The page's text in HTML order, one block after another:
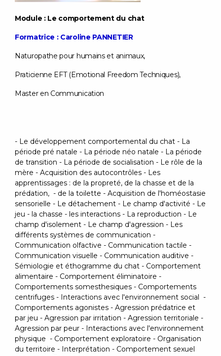
Module : Le comportement du chat
Formatrice : Caroline PANNETIER
Naturopathe pour humains et animaux,
Praticienne EFT (Emotional Freedom Techniques),
Master en Communication
- Le développement comportemental du chat - La
période pré natale - La période néo natale - La période
de transition - La période de socialisation - Le rôle de la
mère - Acquisition des autocontrôles - Les
apprentissages : de la propreté, de la chasse et de la
prédation, - de la toilette - Acquisition de l'homéostasie
sensorielle - Le détachement - Le champ d'activité - Le
jeu - la chasse - les interactions - La reproduction - Le
champ d'isolement - Le champ d'agression - Les
différents systèmes de communication -
Communication olfactive - Communication tactile -
Communication visuelle - Communication auditive -
Sémiologie et éthogramme du chat - Comportement
alimentaire - Comportement éliminatoire -
Comportements somesthesiques - Comportements
centrifuges - Interactions avec l'environnement social -
Comportements agonistes - Agression prédatrice et
par jeu - Agression par irritation - Agression territoriale -
Agression par peur - Interactions avec l'environnement
physique - Comportement exploratoire - Organisation
du territoire - Interprétation - Comportement sexuel